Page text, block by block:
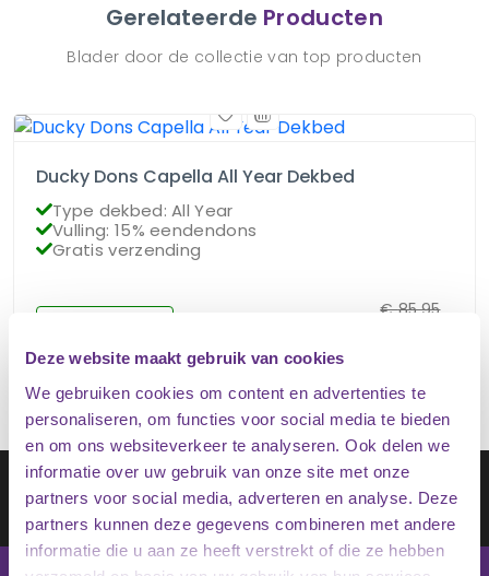
Deze website maakt gebruik van cookies
We gebruiken cookies om content en advertenties te
personaliseren, om functies voor social media te bieden
en om ons websiteverkeer te analyseren. Ook delen we
informatie over uw gebruik van onze site met onze
partners voor social media, adverteren en analyse. Deze
partners kunnen deze gegevens combineren met andere
informatie die u aan ze heeft verstrekt of die ze hebben
Gerelateerde Producten
Blader door de collectie van top producten
Ducky Dons Capella All Year Dekbed
Type dekbed: All Year
Vulling: 15% eendendons
Gratis verzending
€85.95
Schrijf je in op onze nieuwsbrief
Inschrijven